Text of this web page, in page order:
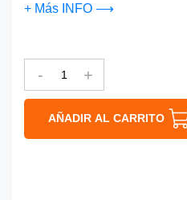
+ Más INFO ⟶
- +
AÑADIR AL CARRITO